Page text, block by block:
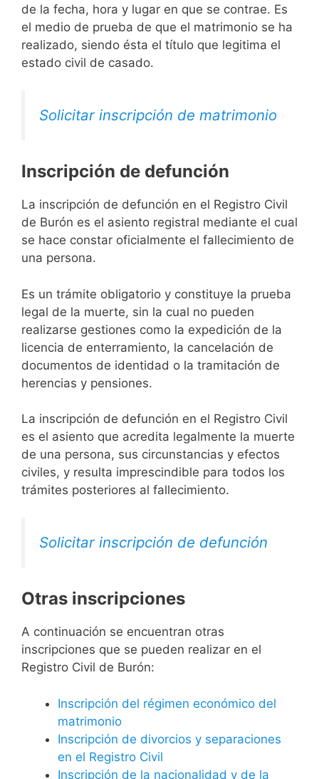
de la fecha, hora y lugar en que se contrae. Es
el medio de prueba de que el matrimonio se ha
realizado, siendo ésta el título que legitima el
estado civil de casado.
Solicitar inscripción de matrimonio
Inscripción de defunción
La inscripción de defunción en el Registro Civil
de Burón es el asiento registral mediante el cual
se hace constar oficialmente el fallecimiento de
una persona.
Es un trámite obligatorio y constituye la prueba
legal de la muerte, sin la cual no pueden
realizarse gestiones como la expedición de la
licencia de enterramiento, la cancelación de
documentos de identidad o la tramitación de
herencias y pensiones.
La inscripción de defunción en el Registro Civil
es el asiento que acredita legalmente la muerte
de una persona, sus circunstancias y efectos
civiles, y resulta imprescindible para todos los
trámites posteriores al fallecimiento.
Solicitar inscripción de defunción
Otras inscripciones
A continuación se encuentran otras
inscripciones que se pueden realizar en el
Registro Civil de Burón:
Inscripción del régimen económico del
matrimonio
Inscripción de divorcios y separaciones
en el Registro Civil
Inscripción de la nacionalidad y de la